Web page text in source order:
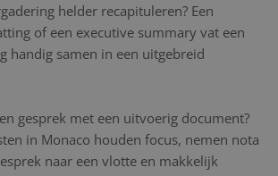
helder recapituleren? Een
of een executive summary vat een
handig samen in een uitgebreid
gesprek met een uitvoerig document?
in Monaco houden focus, nemen nota
naar een vlotte en makkelijk